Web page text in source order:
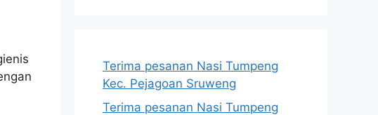
Terima pesanan Nasi Tumpeng
Kec. Pejagoan Sruweng
Terima pesanan Nasi Tumpeng